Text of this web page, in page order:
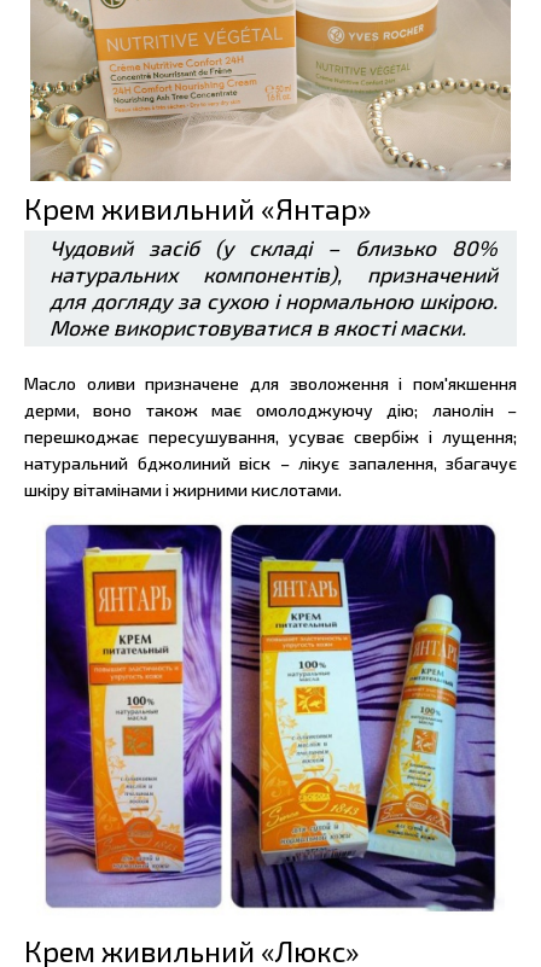
Крем живильний «Янтар»
Чудовий засіб (у складі – близько 80%
натуральних компонентів), призначений
для догляду за сухою і нормальною шкірою.
Може використовуватися в якості маски.
Масло оливи призначене для зволоження і пом'якшення
дерми, воно також має омолоджуючу дію; ланолін –
перешкоджає пересушування, усуває свербіж і лущення;
натуральний бджолиний віск – лікує запалення, збагачує
шкіру вітамінами і жирними кислотами.
Крем живильний «Люкс»